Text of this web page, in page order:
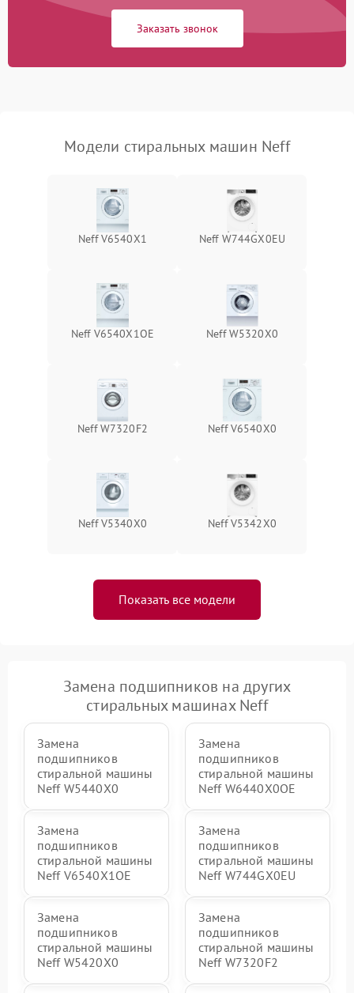
Заказать звонок
Модели стиральных машин Neff
Neff V6540X1 Neff W744GX0EU
Neff V6540X1OE Neff W5320X0
Neff W7320F2 Neff V6540X0
Neff V5340X0 Neff V5342X0
Показать все модели
Замена подшипников на других
стиральных машинах Neff
Замена
подшипников
стиральной машины
Neff W5440X0
Замена
подшипников
стиральной машины
Neff W6440X0OE
Замена
подшипников
стиральной машины
Neff V6540X1OE
Замена
подшипников
стиральной машины
Neff W744GX0EU
Замена
подшипников
стиральной машины
Neff W5420X0
Замена
подшипников
стиральной машины
Neff W7320F2